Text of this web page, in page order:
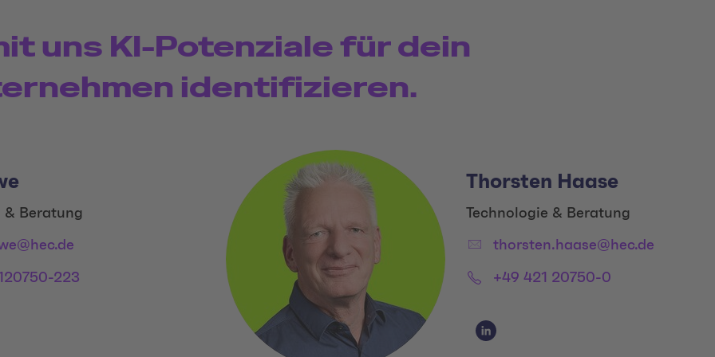
uns KI-Potenziale für dein
identifizieren.
& Beratung
223
Link 1
Thorsten Haase
Title:
Technologie & Beratung
Email:thorsten.haase@hec.de
Phone:+49 421 20750-0
Social Media Links
Social Media Link 1